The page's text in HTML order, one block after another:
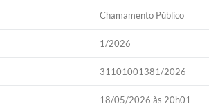
Chamamento Público
1/2026
31101001381/2026
18/05/2026 às 20h01